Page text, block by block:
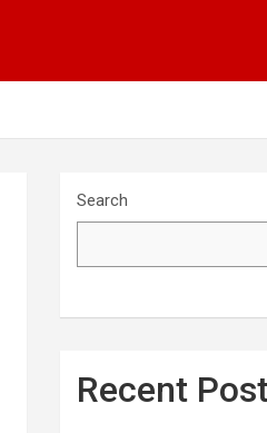
Search
Recent